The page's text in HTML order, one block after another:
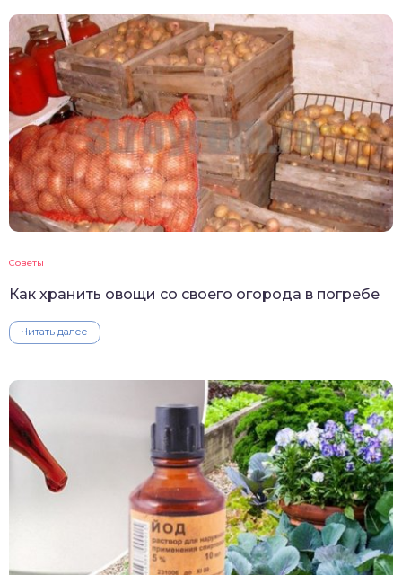
Советы
Как хранить овощи со своего огорода в погребе
Читать далее